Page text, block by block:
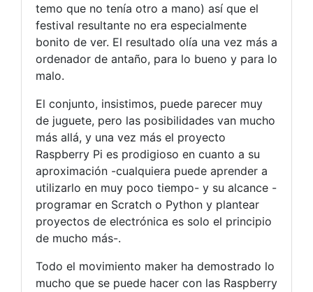
temo que no tenía otro a mano) así que el
festival resultante no era especialmente
bonito de ver. El resultado olía una vez más a
ordenador de antaño, para lo bueno y para lo
malo.
El conjunto, insistimos, puede parecer muy
de juguete, pero las posibilidades van mucho
más allá, y una vez más el proyecto
Raspberry Pi es prodigioso en cuanto a su
aproximación -cualquiera puede aprender a
utilizarlo en muy poco tiempo- y su alcance -
programar en Scratch o Python y plantear
proyectos de electrónica es solo el principio
de mucho más-.
Todo el movimiento maker ha demostrado lo
mucho que se puede hacer con las Raspberry